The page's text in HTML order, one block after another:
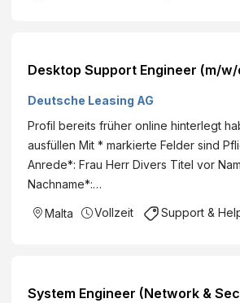
Desktop Support Engineer (m/w/
Deutsche Leasing AG
Profil bereits früher online hinterlegt
ausfüllen Mit * markierte Felder sind
Anrede*: Frau Herr Divers Titel vor
Nachname*:…
Malta Vollzeit Support &
System Engineer (Network &